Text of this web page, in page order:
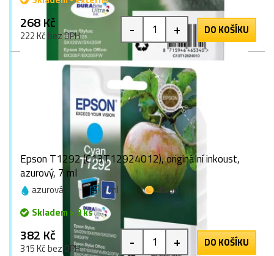
268 Kč
222 Kč bez DPH - + DO KOŠÍKU
Epson T1292 (C13T12924012), originální inkoust,
azurový, 7 ml
azurová 7 ml
1 bod
Skladem > 9 ks
382 Kč
315 Kč bez DPH - + DO KOŠÍKU